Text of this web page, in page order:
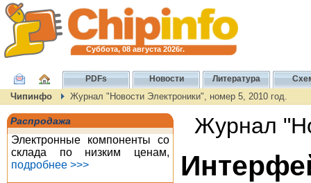
Суббота, 08 августа 2026г.
PDFs Новости Литература
Чипинфо Журнал "Новости Электроники", номер 5, 2010 год.
Распродажа
Электронные компоненты со
склада по низким ценам,
подробнее >>>
Журнал